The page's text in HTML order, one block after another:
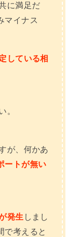
に満足だ
マイナス
している相
。
が、何かあ
ートが無い
発生 しまし
で考えると